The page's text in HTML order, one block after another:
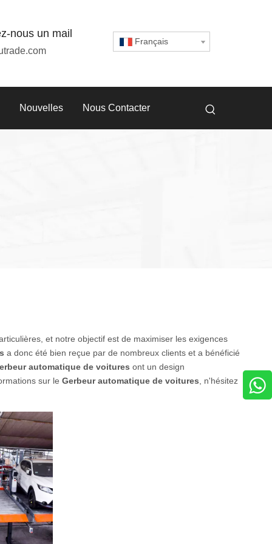
nous un mail
Français
Nouvelles Nous Contacter
et notre objectif est de maximiser les exigences
a donc été bien reçue par de nombreux clients et a bénéficié
automatique de voitures ont un design
sur le Gerbeur automatique de voitures , n'hésitez